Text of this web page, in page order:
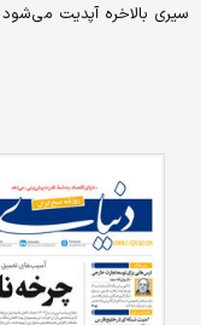
سیری بالاخره آپدیت می‌شود